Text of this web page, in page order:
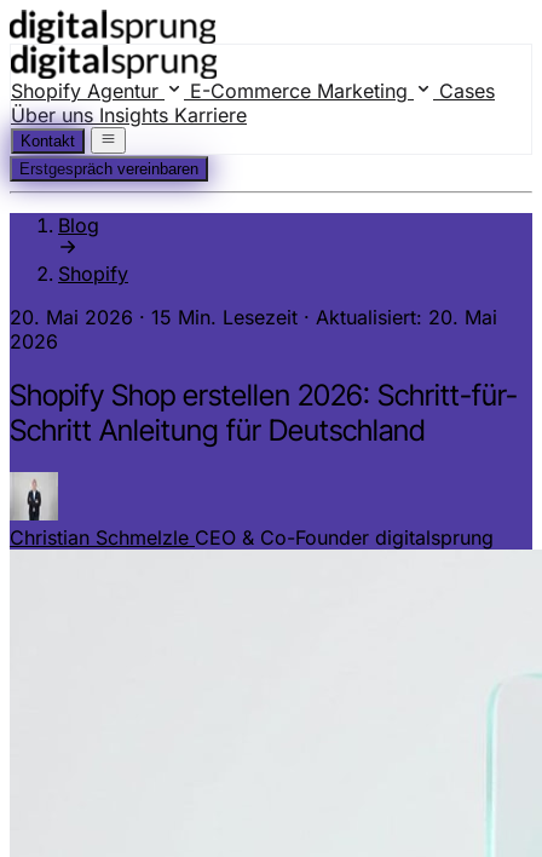
Shopify Agentur E-Commerce Marketing
Cases
Über uns Insights Karriere
Kontakt
Erstgespräch vereinbaren
Blog
Shopify
20. Mai 2026 · 15 Min. Lesezeit · Aktualisiert: 20. Mai
2026
Shopify Shop erstellen 2026: Schritt-für-
Schritt Anleitung für Deutschland
Christian Schmelzle CEO & Co-Founder digitalsprung